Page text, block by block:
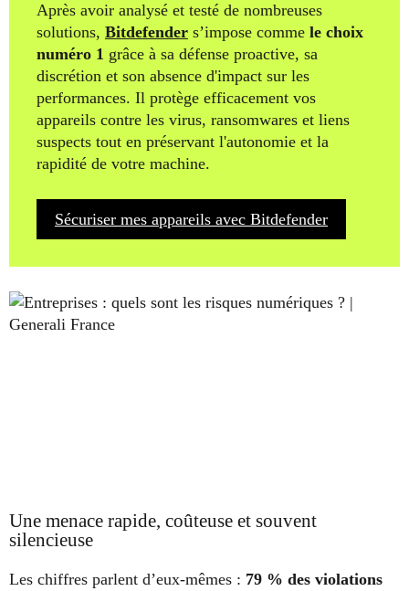
Après avoir analysé et testé de nombreuses
solutions, Bitdefender s’impose comme le choix
numéro 1 grâce à sa défense proactive, sa
discrétion et son absence d'impact sur les
performances. Il protège efficacement vos
appareils contre les virus, ransomwares et liens
suspects tout en préservant l'autonomie et la
rapidité de votre machine.
Sécuriser mes appareils avec Bitdefender
Une menace rapide, coûteuse et souvent
silencieuse
Les chiffres parlent d’eux-mêmes : 79 % des violations